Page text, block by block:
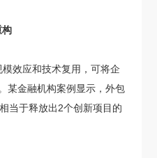
构
效应和技术复用，可将企
某金融机构案例显示，外包
当于释放出2个创新项目的